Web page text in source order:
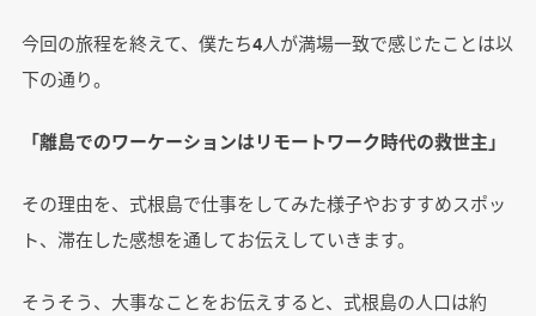
今回の旅程を終えて、僕たち4人が満場一致で感じたことは以
下の通り。
「離島でのワーケーションはリモートワーク時代の救世主」
その理由を、式根島で仕事をしてみた様子やおすすめスポッ
ト、滞在した感想を通してお伝えしていきます。
そうそう、 大事なことをお伝えすると、 式根島の人口は約